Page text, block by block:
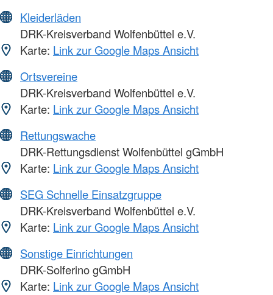
Kleiderläden
DRK-Kreisverband Wolfenbüttel e.V.
Karte: Link zur Google Maps Ansicht
Ortsvereine
DRK-Kreisverband Wolfenbüttel e.V.
Karte: Link zur Google Maps Ansicht
Rettungswache
DRK-Rettungsdienst Wolfenbüttel gGmbH
Karte: Link zur Google Maps Ansicht
SEG Schnelle Einsatzgruppe
DRK-Kreisverband Wolfenbüttel e.V.
Karte: Link zur Google Maps Ansicht
Sonstige Einrichtungen
DRK-Solferino gGmbH
Karte: Link zur Google Maps Ansicht